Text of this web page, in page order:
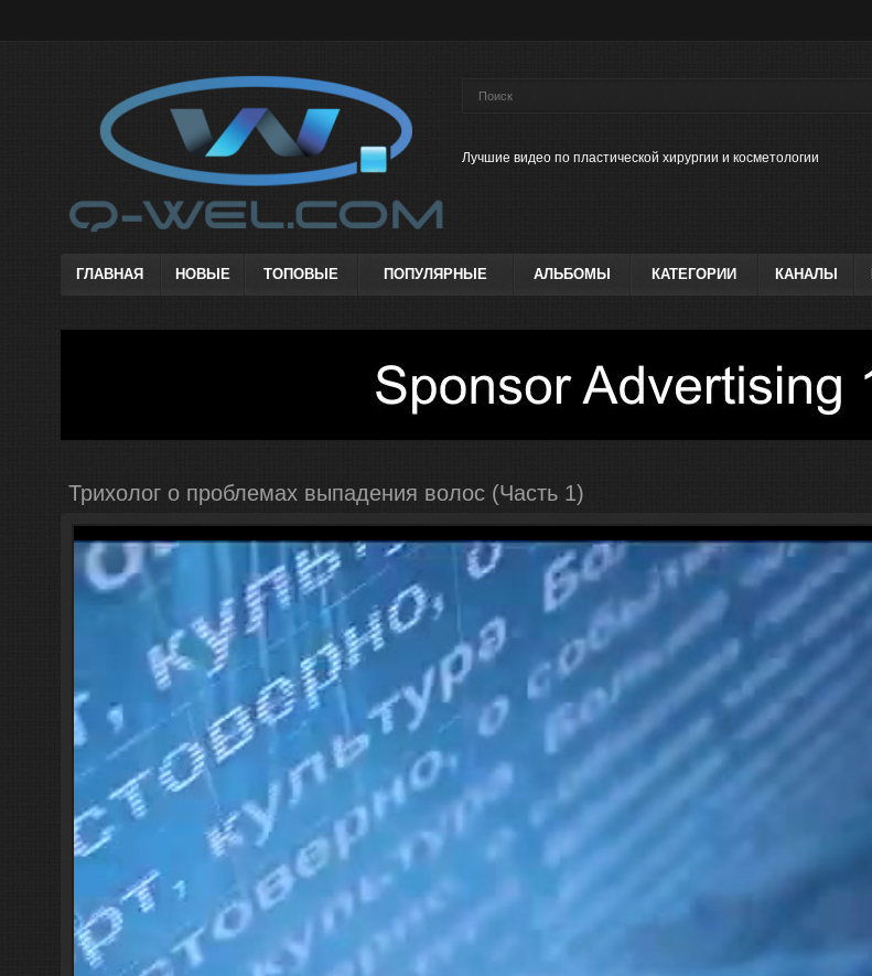
Лучшие видео по пластической хирургии и косметологии
ГЛАВНАЯ НОВЫЕ ТОПОВЫЕ ПОПУЛЯРНЫЕ АЛЬБОМЫ КАТЕГОРИИ КАНАЛЫ
Трихолог о проблемах выпадения волос (Часть 1)